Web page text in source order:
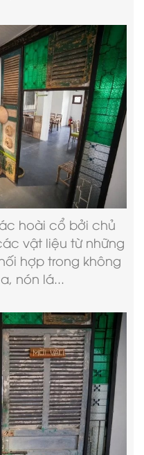
hoài cổ bởi chủ
vật liệu từ những
hợp trong không
nón lá...